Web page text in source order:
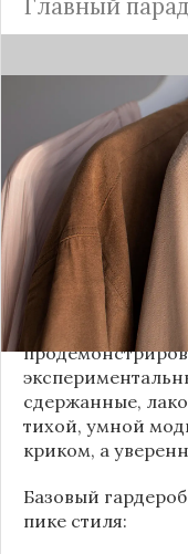
Главный
Принято
это
которые обычный
недоумением. Но
сезона был
доказали:
заключаются не в
владении
Как тонко
косметичка»,
сдержанные,
тихой, умной
криком, а
Базовый
пике стиля: